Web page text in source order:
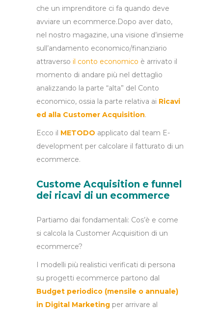
che un imprenditore ci fa quando deve
avviare un ecommerce.Dopo aver dato,
nel nostro magazine, una visione d’insieme
sull’andamento economico/finanziario
attraverso il conto economico è arrivato il
momento di andare più nel dettaglio
analizzando la parte “alta” del Conto
economico, ossia la parte relativa ai Ricavi
ed alla Customer Acquisition.
Ecco il METODO applicato dal team E-
development per calcolare il fatturato di un
ecommerce.
Custome Acquisition e funnel
dei ricavi di un ecommerce
Partiamo dai fondamentali: Cos’è e come
si calcola la Customer Acquisition di un
ecommerce?
I modelli più realistici verificati di persona
su progetti ecommerce partono dal
Budget periodico (mensile o annuale)
in Digital Marketing per arrivare al